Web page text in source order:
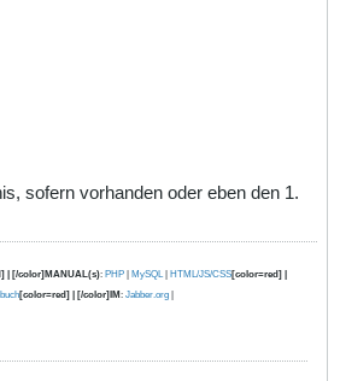
sofern vorhanden oder eben den 1.
| [/color]MANUAL(s): PHP | MySQL | HTML/JS/CSS[color=red] |
[color=red] | [/color]IM: Jabber.org |